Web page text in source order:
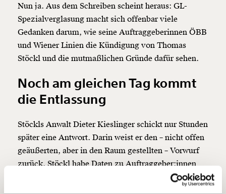
Veränderung
beginnt mit Dir!
WerdeFördermitgliedund wir können gemeinsam
funktioniert. Unsere Recherchen sind für alle frei im
Netz. Unabhängig und werbefrei. Und das wird auch
so bleiben. Kämpf’ mit uns für den Fortschritt und
Du überweist lieber direkt?
Kontoinhaber: Momentum Institut - Verein für
sozialen Fortschritt
Nun ja. Aus dem Schreiben scheint heraus: GL-
Spezialverglasung macht sich offenbar viele
Gedanken darum, wie seine Auftraggeberinnen ÖBB
und Wiener Linien die Kündigung von Thomas
Stöckl und die mutmaßlichen Gründe dafür sehen.
Noch am gleichen Tag kommt
die Entlassung
Stöckls Anwalt Dieter Kieslinger schickt nur Stunden
später eine Antwort. Darin weist er den – nicht offen
geäußerten, aber in den Raum gestellten – Vorwurf
zurück, Stöckl habe Daten zu Auftraggeber:innen
und Auftragslage an MOMENT.at weitergegeben.
Das sei keine geheime Information, „sondern für